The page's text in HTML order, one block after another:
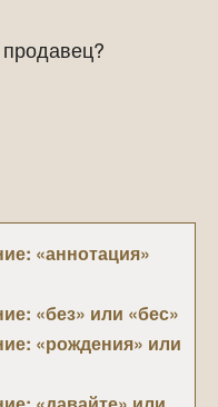
«аннотация»
«без» или «бес»
«рождения» или